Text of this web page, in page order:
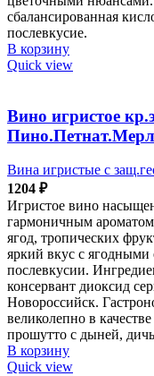
сбалансированная
послевкусие.
В корзину
Quick view
Вино игристое
Вина игристые с
1204 ₽
Игристое вино
гармоничным
ягод, тропических
яркий вкус с
послевкусии.
консервант диоксид
Новороссийск.
великолепно в
прошутто с дыней,
В корзину
Quick view